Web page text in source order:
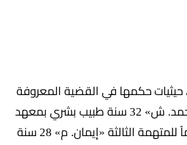
إعلاميا بـ «طبيب الساحل»، حيث أنها قضت بالاعدام شنقاً للمتهم الأول «أحمد. ش» 32 سنة طبيب بشري بمعهد
ناصر، والمتهم الثانى «أحمد. ف» 27 سنة ممرض محبوس، والسجن 15 عاماً للمتهمة الثالثة «إيمان. م» 28 سنة